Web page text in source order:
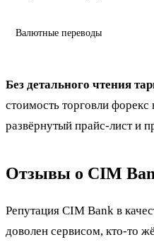
Валютные переводы
Без детального чтения
стоимость торговли
развёрнутый прайс-лист и
Отзывы о CIM
Репутация CIM Bank в
доволен сервисом, кто-то